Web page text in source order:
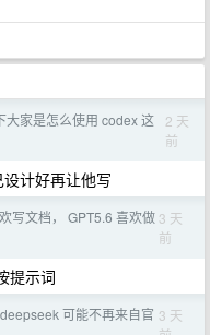
大家是怎么使用 codex 这
2 天
前
计好再让他写
写文档， GPT5.6 喜欢做 3 天
前
提示词
可能不再来自官 3 天